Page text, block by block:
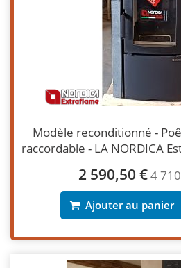
Modèle reconditionné -
raccordable - LA NORDICA
2 590,50 €4
Ajouter au panier